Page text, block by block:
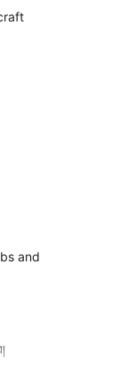
and